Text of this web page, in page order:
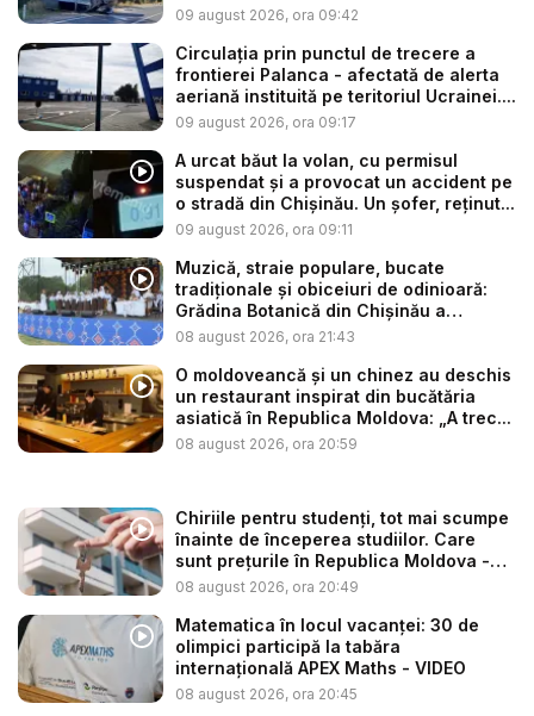
09 august 2026, ora 09:42
Circulația prin punctul de trecere a
frontierei Palanca - afectată de alerta
aeriană instituită pe teritoriul Ucrainei....
09 august 2026, ora 09:17
A urcat băut la volan, cu permisul
suspendat și a provocat un accident pe
o stradă din Chișinău. Un șofer, reținut...
09 august 2026, ora 09:11
Muzică, straie populare, bucate
tradiționale și obiceiuri de odinioară:
Grădina Botanică din Chișinău a
găzdui...
08 august 2026, ora 21:43
O moldoveancă și un chinez au deschis
un restaurant inspirat din bucătăria
asiatică în Republica Moldova: „A trec...
08 august 2026, ora 20:59
Chiriile pentru studenți, tot mai scumpe
înainte de începerea studiilor. Care
sunt prețurile în Republica Moldova -
V...
08 august 2026, ora 20:49
Matematica în locul vacanței: 30 de
olimpici participă la tabăra
internațională APEX Maths - VIDEO
08 august 2026, ora 20:45